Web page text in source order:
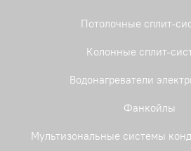
Потолочные сплит-
Колонные сплит-
Водонагреватели
Фанкойлы
Мультизональные системы